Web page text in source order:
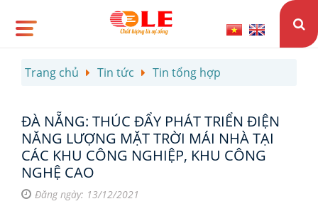
Trang chủ Tin tức Tin tổng hợp
ĐÀ NẴNG: THÚC ĐẨY PHÁT TRIỂN ĐIỆN
NĂNG LƯỢNG MẶT TRỜI MÁI NHÀ TẠI
CÁC KHU CÔNG NGHIỆP, KHU CÔNG
NGHỆ CAO
Đăng ngày: 13/12/2021